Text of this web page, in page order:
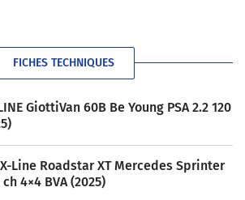
FICHES TECHNIQUES
GiottiVan 60B Be Young PSA 2.2 120
X-Line Roadstar XT Mercedes Sprinter
4×4 BVA (2025)